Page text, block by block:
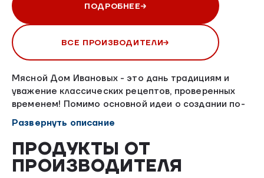
ПОДРОБНЕЕ
ВСЕ ПРОИЗВОДИТЕЛИ
Мясной Дом Ивановых - это дань традициям и
уважение классических рецептов, проверенных
временем! Помимо основной идеи о создании по-
настоящему вкусного и экологичного продукта,
производитель придерживается строгих правил.
Развернуть описание
ПРОДУКТЫ ОТ
ПРОИЗВОДИТЕЛЯ